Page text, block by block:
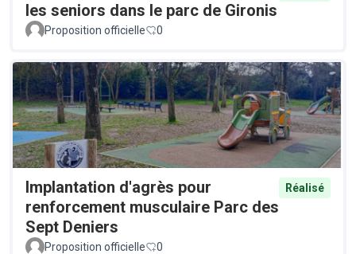
les seniors dans le parc de Gironis
Proposition officielle 0
Implantation d'agrès pour
renforcement musculaire Parc des
Sept Deniers
Réalisé
Proposition officielle 0